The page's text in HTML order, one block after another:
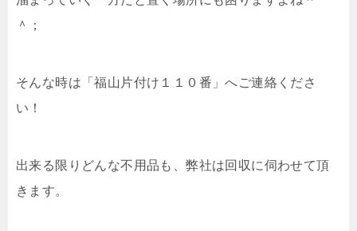
＾；
そんな時は「福山片付け１１０番」へご連絡くださ
い！
出来る限りどんな不用品も、弊社は回収に伺わせて頂
きます。